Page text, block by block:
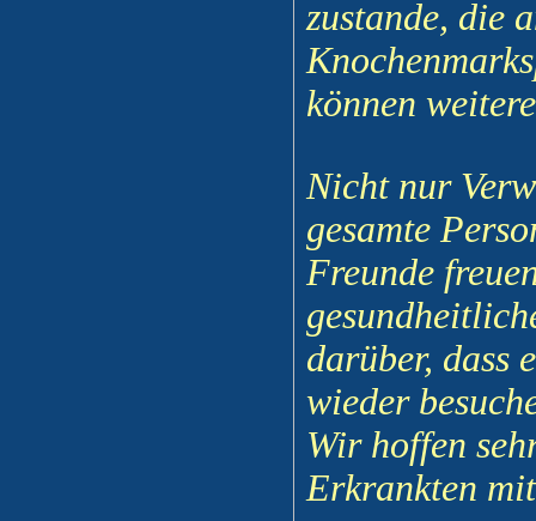
zustande, die
können
Nicht nur
gesamte
Freunde
darüber, dass
wieder
Wir hoffen
Erkrankten